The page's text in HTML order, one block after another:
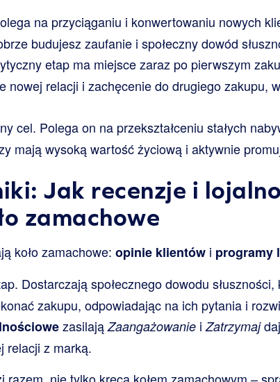
na przyciąganiu i konwertowaniu nowych
budujesz zaufanie i społeczny dowód
etap ma miejsce zaraz po pierwszym
nowej relacji i zachęcenie do drugiego zakupu,
cel. Polega on na przekształceniu stałych
mają wysoką wartość życiową i aktywnie
Jak recenzje i
zamachowe
koło zamachowe: opinie klientów i programy
Dostarczają społecznego dowodu słuszności,
zakupu, odpowiadając na ich pytania i
zasilają Zaangażowanie i Zatrzymaj
relacji z marką.
razem, nie tylko kręcą kołem zamachowym –